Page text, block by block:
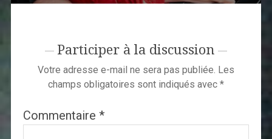
Participer à la discussion
Votre adresse e-mail ne sera pas publiée. Les
champs obligatoires sont indiqués avec *
Commentaire *